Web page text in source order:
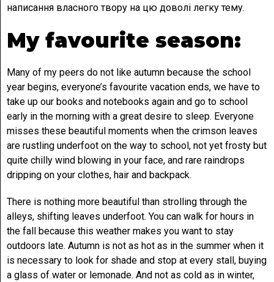
написання власного твору на цю доволі легку тему.
My favourite season:
Many of my peers do not like autumn because the school
year begins, everyone’s favourite vacation ends, we have to
take up our books and notebooks again and go to school
early in the morning with a great desire to sleep. Everyone
misses these beautiful moments when the crimson leaves
are rustling underfoot on the way to school, not yet frosty but
quite chilly wind blowing in your face, and rare raindrops
dripping on your clothes, hair and backpack.
There is nothing more beautiful than strolling through the
alleys, shifting leaves underfoot. You can walk for hours in
the fall because this weather makes you want to stay
outdoors late. Autumn is not as hot as in the summer when it
is necessary to look for shade and stop at every stall, buying
a glass of water or lemonade. And not as cold as in winter,